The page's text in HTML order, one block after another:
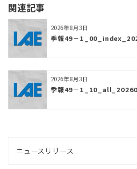
関連記事
2026年8月3日
季報49－
2026年8月3日
季報49－
ニュースリリース